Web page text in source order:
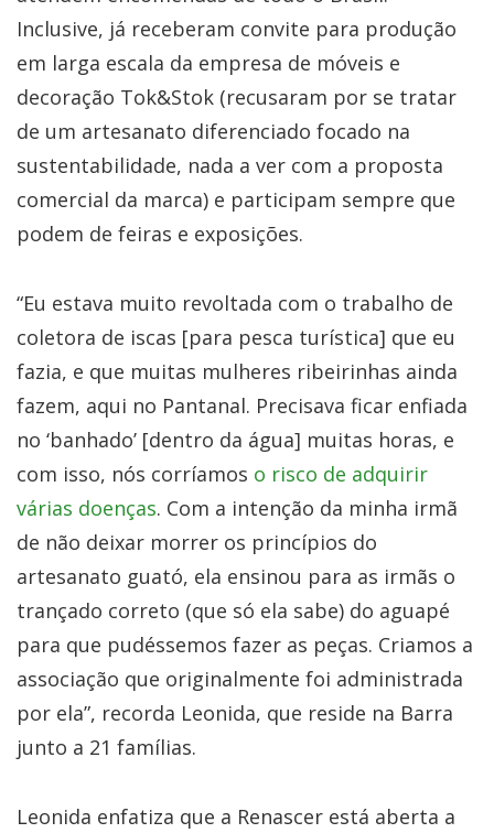
Inclusive, já receberam convite para produção
em larga escala da empresa de móveis e
decoração Tok&Stok (recusaram por se tratar
de um artesanato diferenciado focado na
sustentabilidade, nada a ver com a proposta
comercial da marca) e participam sempre que
podem de feiras e exposições.
“Eu estava muito revoltada com o trabalho de
coletora de iscas [para pesca turística] que eu
fazia, e que muitas mulheres ribeirinhas ainda
fazem, aqui no Pantanal. Precisava ficar enfiada
no ‘banhado’ [dentro da água] muitas horas, e
com isso, nós corríamos o risco de adquirir
várias doenças. Com a intenção da minha irmã
de não deixar morrer os princípios do
artesanato guató, ela ensinou para as irmãs o
trançado correto (que só ela sabe) do aguapé
para que pudéssemos fazer as peças. Criamos a
associação que originalmente foi administrada
por ela”, recorda Leonida, que reside na Barra
junto a 21 famílias.
Leonida enfatiza que a Renascer está aberta a